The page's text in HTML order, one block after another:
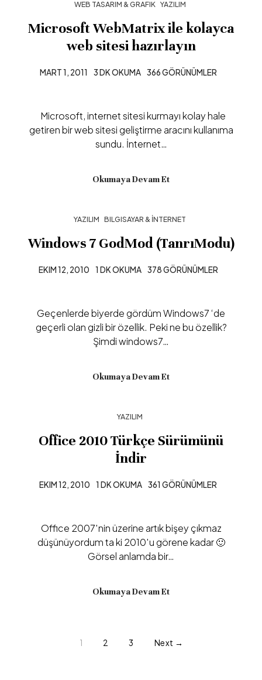
WEB TASARIM & GRAFIK YAZILIM
Microsoft WebMatrix ile kolayca
web sitesi hazırlayın
MART 1, 2011 3 DK OKUMA 366 GÖRÜNÜMLER
Microsoft, internet sitesi kurmayı kolay hale
getiren bir web sitesi geliştirme aracını kullanıma
sundu. İnternet…
Okumaya Devam Et
YAZILIM BILGISAYAR & İNTERNET
Windows 7 GodMod (TanrıModu)
EKIM 12, 2010 1 DK OKUMA 378 GÖRÜNÜMLER
Geçenlerde biyerde gördüm Windows7 ‘de
geçerli olan gizli bir özellik. Peki ne bu özellik?
Şimdi windows7…
Okumaya Devam Et
YAZILIM
Office 2010 Türkçe Sürümünü
İndir
EKIM 12, 2010 1 DK OKUMA 361 GÖRÜNÜMLER
Office 2007′nin üzerine artık bişey çıkmaz
düşünüyordum ta ki 2010′u görene kadar 🙂
Görsel anlamda bir…
Okumaya Devam Et
1 2 3 Next →